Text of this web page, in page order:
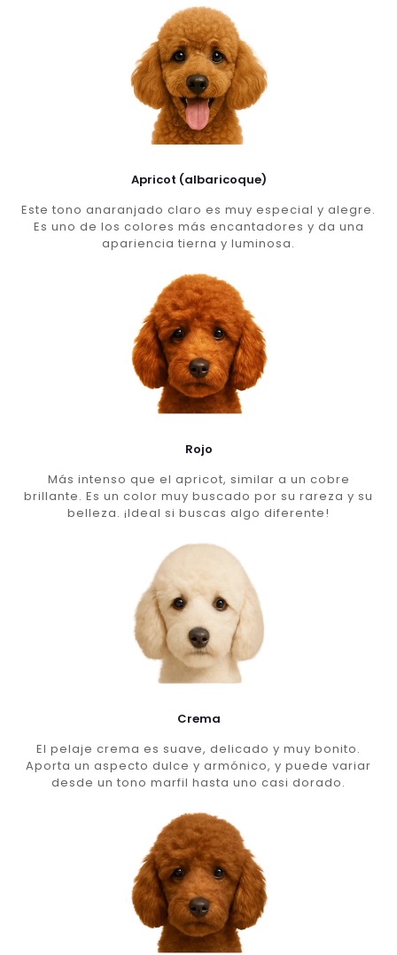
Apricot (albaricoque)
Este tono anaranjado claro es muy especial y alegre.
Es uno de los colores más encantadores y da una
apariencia tierna y luminosa.
Rojo
Más intenso que el apricot, similar a un cobre
brillante. Es un color muy buscado por su rareza y su
belleza. ¡Ideal si buscas algo diferente!
Crema
El pelaje crema es suave, delicado y muy bonito.
Aporta un aspecto dulce y armónico, y puede variar
desde un tono marfil hasta uno casi dorado.